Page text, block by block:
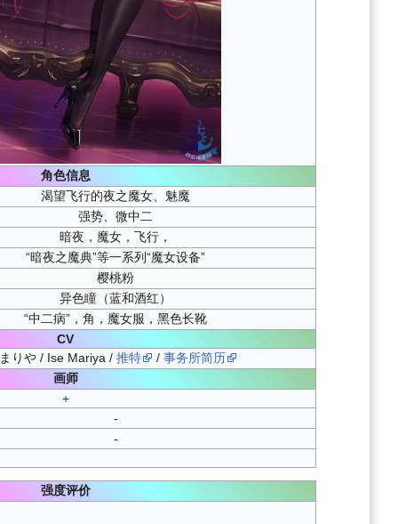
角色信息
渴望飞行的夜之魔女、魅魔
强势、微中二
暗夜，魔女，飞行，
“暗夜之魔典”等一系列“魔女设备”
樱桃粉
异色瞳（蓝和酒红）
“中二病”，角，魔女服，黑色长靴
CV
りや / Ise Mariya / 推特 / 事务所简历
画师
+
-
-
强度评价